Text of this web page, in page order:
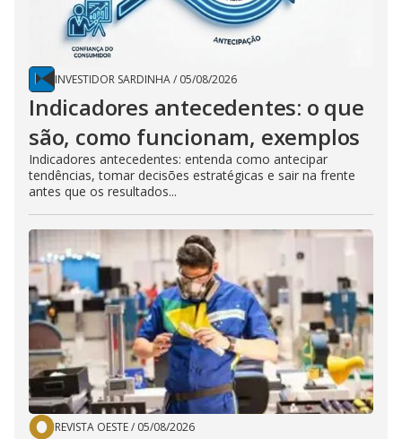
INVESTIDOR SARDINHA/ 05/08/2026
Indicadores antecedentes: o que
são, como funcionam, exemplos
Indicadores antecedentes: entenda como antecipar
tendências, tomar decisões estratégicas e sair na frente
antes que os resultados...
REVISTA OESTE/ 05/08/2026